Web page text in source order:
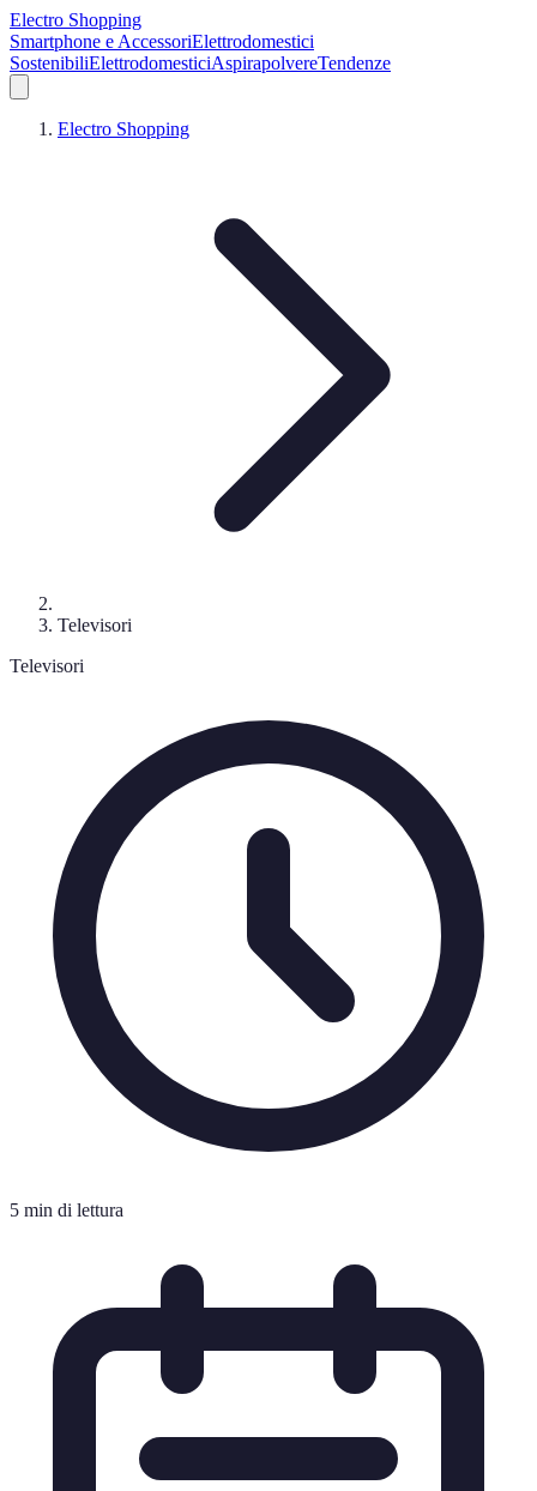
Electro Shopping
Smartphone e AccessoriElettrodomestici
SostenibiliElettrodomesticiAspirapolvereTendenze
Electro Shopping
Televisori
Televisori
5 min di lettura